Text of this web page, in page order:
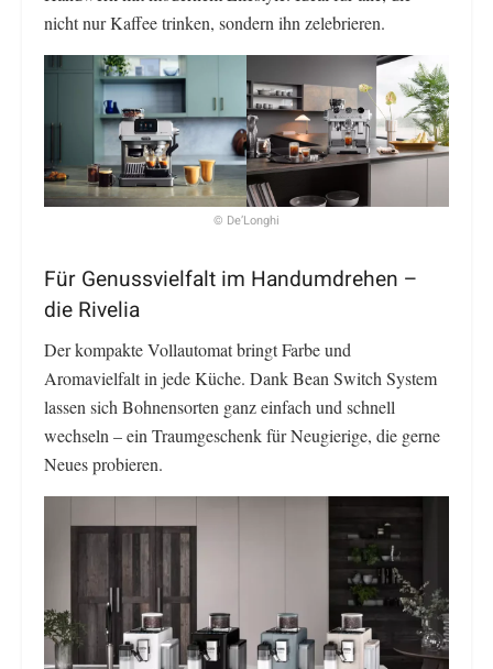
nicht nur Kaffee trinken, sondern ihn zelebrieren.
© De’Longhi
Für Genussvielfalt im Handumdrehen –
die Rivelia
Der kompakte Vollautomat bringt Farbe und
Aromavielfalt in jede Küche. Dank Bean Switch System
lassen sich Bohnensorten ganz einfach und schnell
wechseln – ein Traumgeschenk für Neugierige, die gerne
Neues probieren.